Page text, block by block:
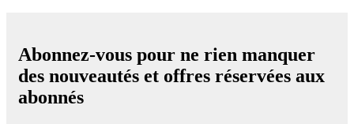
Abonnez-vous pour ne rien manquer
des nouveautés et offres réservées aux
abonnés